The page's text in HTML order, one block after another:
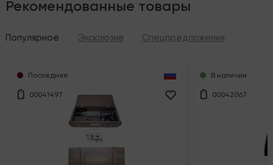
Рекомендованные товары
Популярное Эксклюзив Спецпредложения
Последняя
00041497
В наличии
00042067